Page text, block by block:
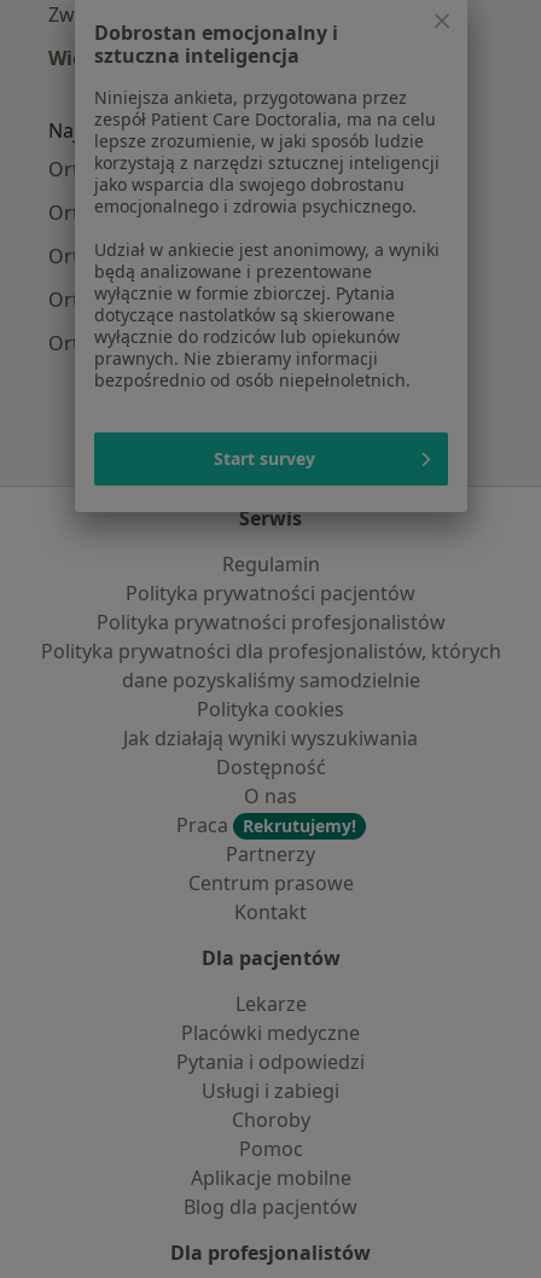
Zwyrodnienie stawów w Otwocku
Więcej (15)
Więcej w kategorii: Najczęście leczone
Najpopularniejsze ubezpieczenia
Ortopedzi z NFZ w Otwocku
Ortopedzi z Allianz w Otwocku
Ortopedzi z SKOK Asekuracja w Otwocku
Ortopedzi z TU Zdrowie w Otwocku
Ortopedzi z PZU Zdrowie w Otwocku
Serwis
Regulamin
Polityka prywatności pacjentów
Polityka prywatności profesjonalistów
Polityka prywatności dla profesjonalistów, których
dane pozyskaliśmy samodzielnie
Polityka cookies
Jak działają wyniki wyszukiwania
Dostępność
O nas
Praca
Rekrutujemy!
Partnerzy
Centrum prasowe
Kontakt
Dla pacjentów
Lekarze
Placówki medyczne
Pytania i odpowiedzi
Usługi i zabiegi
Choroby
Pomoc
Aplikacje mobilne
Blog dla pacjentów
Dla profesjonalistów
Dobrostan emocjonalny i
sztuczna inteligencja
Niniejsza ankieta, przygotowana przez
zespół Patient Care Doctoralia, ma na celu
lepsze zrozumienie, w jaki sposób ludzie
korzystają z narzędzi sztucznej inteligencji
jako wsparcia dla swojego dobrostanu
emocjonalnego i zdrowia psychicznego.
Udział w ankiecie jest anonimowy, a wyniki
będą analizowane i prezentowane
wyłącznie w formie zbiorczej. Pytania
dotyczące nastolatków są skierowane
wyłącznie do rodziców lub opiekunów
prawnych. Nie zbieramy informacji
bezpośrednio od osób niepełnoletnich.
Start survey